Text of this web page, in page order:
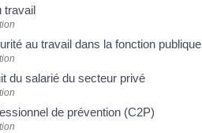
travail
au travail dans la fonction publique
du salarié du secteur privé
de prévention (C2P)